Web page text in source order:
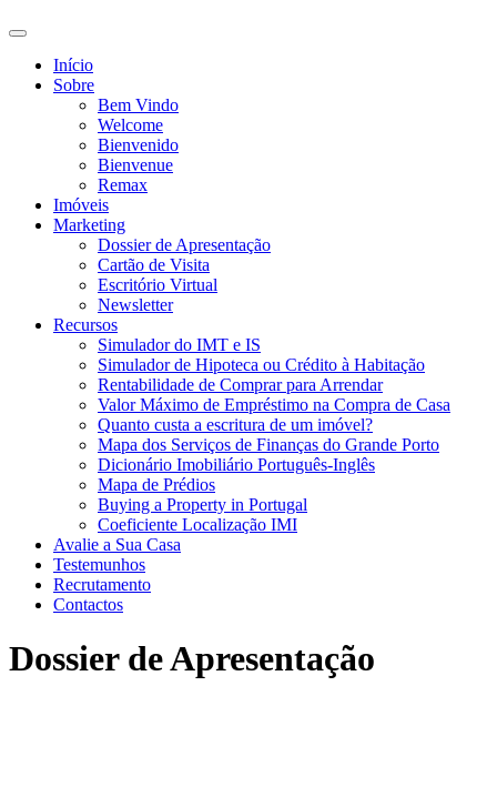
Toggle
search
field
Início
Sobre
Bem Vindo
Welcome
Bienvenido
Bienvenue
Remax
Imóveis
Marketing
Dossier de Apresentação
Cartão de Visita
Escritório Virtual
Newsletter
Recursos
Simulador do IMT e IS
Simulador de Hipoteca ou Crédito à Habitação
Rentabilidade de Comprar para Arrendar
Valor Máximo de Empréstimo na Compra de Casa
Quanto custa a escritura de um imóvel?
Mapa dos Serviços de Finanças do Grande Porto
Dicionário Imobiliário Português-Inglês
Mapa de Prédios
Buying a Property in Portugal
Coeficiente Localização IMI
Avalie a Sua Casa
Testemunhos
Recrutamento
Contactos
Dossier de Apresentação